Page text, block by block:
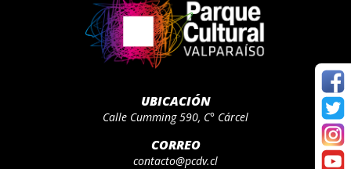
UBICACIÓN
Calle Cumming 590, C° Cárcel
CORREO
contacto@pcdv.cl